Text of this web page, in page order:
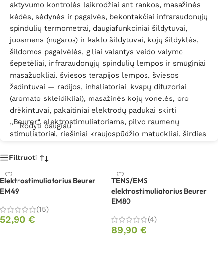
aktyvumo kontrolės laikrodžiai ant rankos, masažinės
kėdės, sėdynės ir pagalvės, bekontakčiai infraraudonųjų
spindulių termometrai, daugiafunkciniai šildytuvai,
juosmens (nugaros) ir kaklo šildytuvai, kojų šildyklės,
šildomos pagalvėlės, giliai valantys veido valymo
šepetėliai, infraraudonųjų spindulių lempos ir smūginiai
masažuokliai, šviesos terapijos lempos, šviesos
žadintuvai — radijos, inhaliatoriai, kvapų difuzoriai
(aromato skleidikliai), masažinės kojų vonelės, oro
drėkintuvai, pakaitiniai elektrodų padukai skirti
„Beurer“ elektrostimuliatoriams, pilvo raumenų
stimuliatoriai, riešiniai kraujospūdžio matuokliai, širdies
prietaisai, virtuvinės — dietinės svarstyklės, žastiniai
Domina „Beurer“ prekės? Prašome kreiptisBioMed.lt
Rodyti daugiau
Filtruoti
Elektrostimuliatorius Beurer
EM49
(15)
52,90 €
TENS/EMS
elektrostimuliatorius Beurer
EM80
(4)
89,90 €